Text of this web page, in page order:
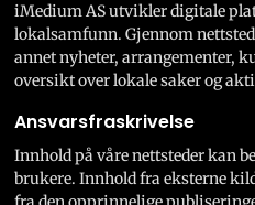
iMedium AS utvikler digitale
lokalsamfunn. Gjennom
annet nyheter, arrangementer,
oversikt over lokale saker og
Ansvarsfraskrivelse
Innhold på våre nettsteder kan
brukere. Innhold fra eksterne